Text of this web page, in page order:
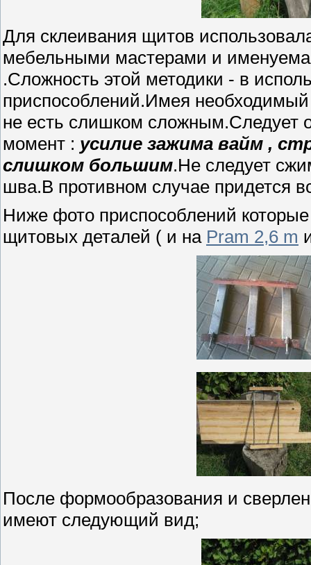
Для склеивания щитов
мебельными мастерами и
.Сложность этой методики - в
приспособлений.Имея
не есть слишком сложным.Следует
момент : усилие зажима вайм ,
слишком большим.Не следует
шва.В противном случае придется
Ниже фото приспособлений
щитовых деталей ( и на Pram 2,6 m
После формообразования и
имеют следующий вид;